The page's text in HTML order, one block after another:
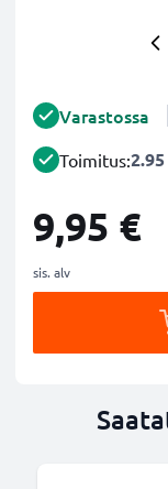
Varastossa
Toimitus:
9,95 €
sis. alv